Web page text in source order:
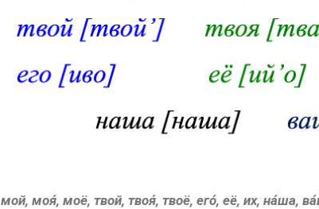
мой, моя́, моё, твой, твоя́, твоё, его́, её, их, на́ша,